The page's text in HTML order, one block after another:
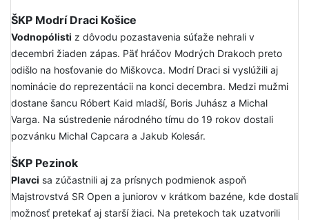
ŠKP Modrí Draci Košice
Vodnopólisti z dôvodu pozastavenia súťaže nehrali v
decembri žiaden zápas. Päť hráčov Modrých Drakoch preto
odišlo na hosťovanie do Miškovca. Modrí Draci si vyslúžili aj
nominácie do reprezentácii na konci decembra. Medzi mužmi
dostane šancu Róbert Kaid mladší, Boris Juhász a Michal
Varga. Na sústredenie národného tímu do 19 rokov dostali
pozvánku Michal Capcara a Jakub Kolesár.
ŠKP Pezinok
Plavci sa zúčastnili aj za prísnych podmienok aspoň
Majstrovstvá SR Open a juniorov v krátkom bazéne, kde dostali
možnosť pretekať aj starší žiaci. Na pretekoch tak uzatvorili